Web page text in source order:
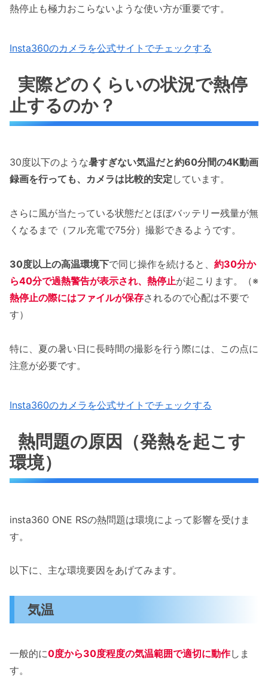
熱停止も極力おこらないような使い方が重要です。
Insta360のカメラを公式サイトでチェックする
実際どのくらいの状況で熱停
止するのか？
30度以下のような暑すぎない気温だと約60分間の4K動画
録画を行っても、カメラは比較的安定 しています。
さらに風が当たっている状態だとほぼバッテリー残量が無
くなるまで（フル充電で75分）撮影できるようです。
30度以上の高温環境下で同じ操作を続けると、 約30分か
ら40分で過熱警告が表示され、熱停止が起こります。（※
熱停止の際にはファイルが保存されるので心配は不要で
す）
特に、夏の暑い日に長時間の撮影を行う際には、この点に
注意が必要です。
Insta360のカメラを公式サイトでチェックする
熱問題の原因（発熱を起こす
環境）
insta360 ONE RSの熱問題は環境によって影響を受けま
す。
以下に、主な環境要因をあげてみます。
気温
一般的に0度から30度程度の気温範囲で適切に動作しま
す。